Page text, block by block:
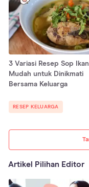
3 Variasi Resep Sop
Mudah untuk Dinikmati
Bersama Keluarga
RESEP KELUARGA
Artikel Pilihan Editor